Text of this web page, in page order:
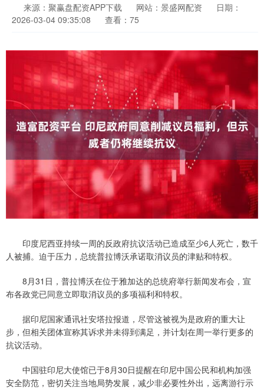
来源：聚赢盘配资APP下载 网站：景盛网配资
日期：
2026-03-04 09:35:08
查看：75
印度尼西亚持续一周的反政府抗议活动已造成至少6人死亡，数千
人被捕。迫于压力，总统普拉博沃承诺取消议员的津贴和特权。
8月31日，普拉博沃在位于雅加达的总统府举行新闻发布会，宣
布各政党已同意立即取消议员的多项福利和特权。
据印尼国家通讯社安塔拉报道，尽管这被视为是政府的重大让
步，但相关团体宣称其诉求并未得到满足，并计划在周一举行更多的
抗议活动。
中国驻印尼大使馆已于8月30日提醒在印尼中国公民和机构加强
安全防范，密切关注当地局势发展，减少非必要性外出，远离游行示